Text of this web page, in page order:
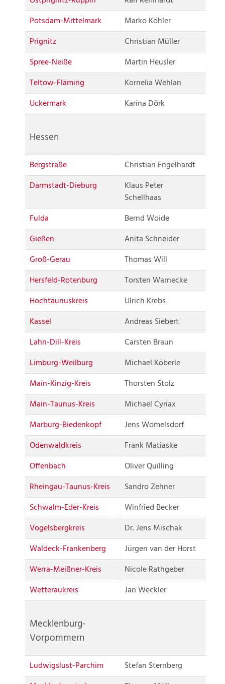
Potsdam-Mittelmark
Marko Köhler
Prignitz
Christian Müller
Spree-Neiße
Martin Heusler
Teltow-Fläming
Kornelia Wehlan
Uckermark
Karina Dörk
Hessen
Bergstraße
Christian Engelhardt
Darmstadt-Dieburg
Klaus Peter
Schellhaas
Fulda
Bernd Woide
Gießen
Anita Schneider
Groß-Gerau
Thomas Will
Hersfeld-Rotenburg
Torsten Warnecke
Hochtaunuskreis
Ulrich Krebs
Kassel
Andreas Siebert
Lahn-Dill-Kreis
Carsten Braun
Limburg-Weilburg
Michael Köberle
Main-Kinzig-Kreis
Thorsten Stolz
Main-Taunus-Kreis
Michael Cyriax
Marburg-Biedenkopf
Jens Womelsdorf
Odenwaldkreis
Frank Matiaske
Offenbach
Oliver Quilling
Rheingau-Taunus-Kreis
Sandro Zehner
Schwalm-Eder-Kreis
Winfried Becker
Vogelsbergkreis
Dr. Jens Mischak
Waldeck-Frankenberg
Jürgen van der Horst
Werra-Meißner-Kreis
Nicole Rathgeber
Wetteraukreis
Jan Weckler
Mecklenburg-
Vorpommern
Ludwigslust-Parchim
Stefan Sternberg